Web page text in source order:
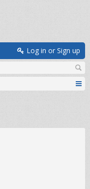
Log in or Sign up